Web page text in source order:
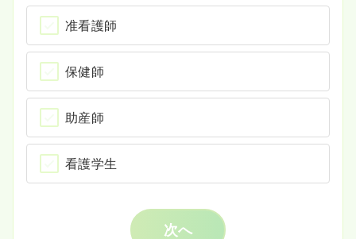
准看護師
保健師
助産師
看護学生
次へ